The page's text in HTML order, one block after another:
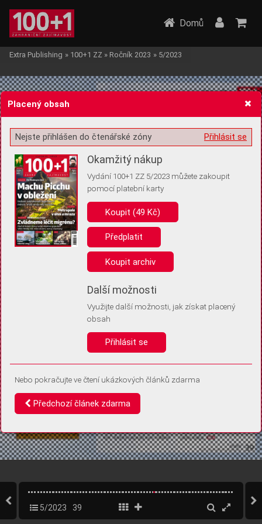
Žádost o souhlas s ukládáním volitelných informací
Pro základní fungování webu nepotřebujeme ukládat žádné informace
(tzv. cookies apod.). Rádi bychom vás ale požádali o souhlas s
uložením volitelných informací:
Anonymní unikátní ID
Díky němu příště poznáme, že se jedná o stejné zařízení, a
Identifikátor je zcela anonymní.
Vaše souhlasy a odmítnutí si ukládáme do vašeho zařízení, abychom se
vás už příště znovu neptali. Můžete je kdykoli později upravit ve Správě
Domů
Extra Publishing » 100+1 ZZ » Ročník 2023 » 5/2023
5/2023 39
Placený obsah
Přihlásit se
Nejste přihlášen do čtenářské zóny
Okamžitý nákup
Vydání 100+1 ZZ 5/2023 můžete zakoupit
pomocí platební karty
Koupit (49 Kč)
Předplatit
Koupit archiv
Další možnosti
Využijte další možnosti, jak získat placený
obsah
Přihlásit se
Nebo pokračujte ve čtení ukázkových článků zdarma
Předchozí článek zdarma